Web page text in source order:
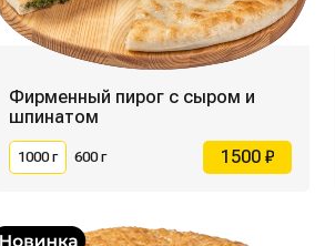
Фирменный пирог с сыром и
шпинатом
1000 г 600 г 1500 ₽